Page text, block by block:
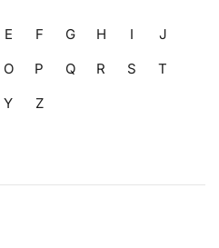
E F G H I
J
O P Q R S
T
Y Z